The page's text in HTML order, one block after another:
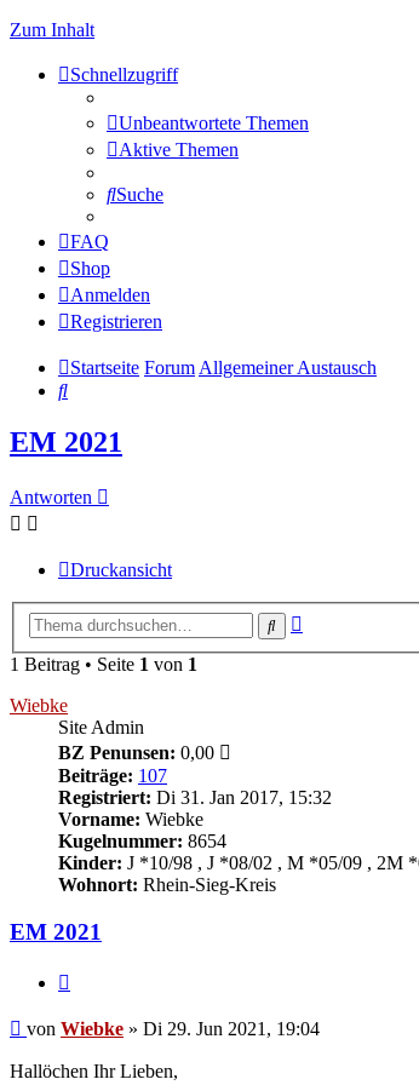
Zum Inhalt
Schnellzugriff
Unbeantwortete Themen
Aktive Themen
Suche
FAQ
Shop
Anmelden
Registrieren
Startseite Forum Allgemeiner Austausch
Suche
EM 2021
Antworten
Druckansicht
Suche
1 Beitrag • Seite 1 von 1
Wiebke
Site Admin
BZ Penunsen: 0,00
Beiträge: 107
Registriert: Di 31. Jan 2017, 15:32
Vorname: Wiebke
Kugelnummer: 8654
Kinder: J *10/98 , J *08/02 , M *05/09 , 2M
Wohnort: Rhein-Sieg-Kreis
EM 2021
Beitrag
von Wiebke » Di 29. Jun 2021, 19:04
Hallöchen Ihr Lieben,